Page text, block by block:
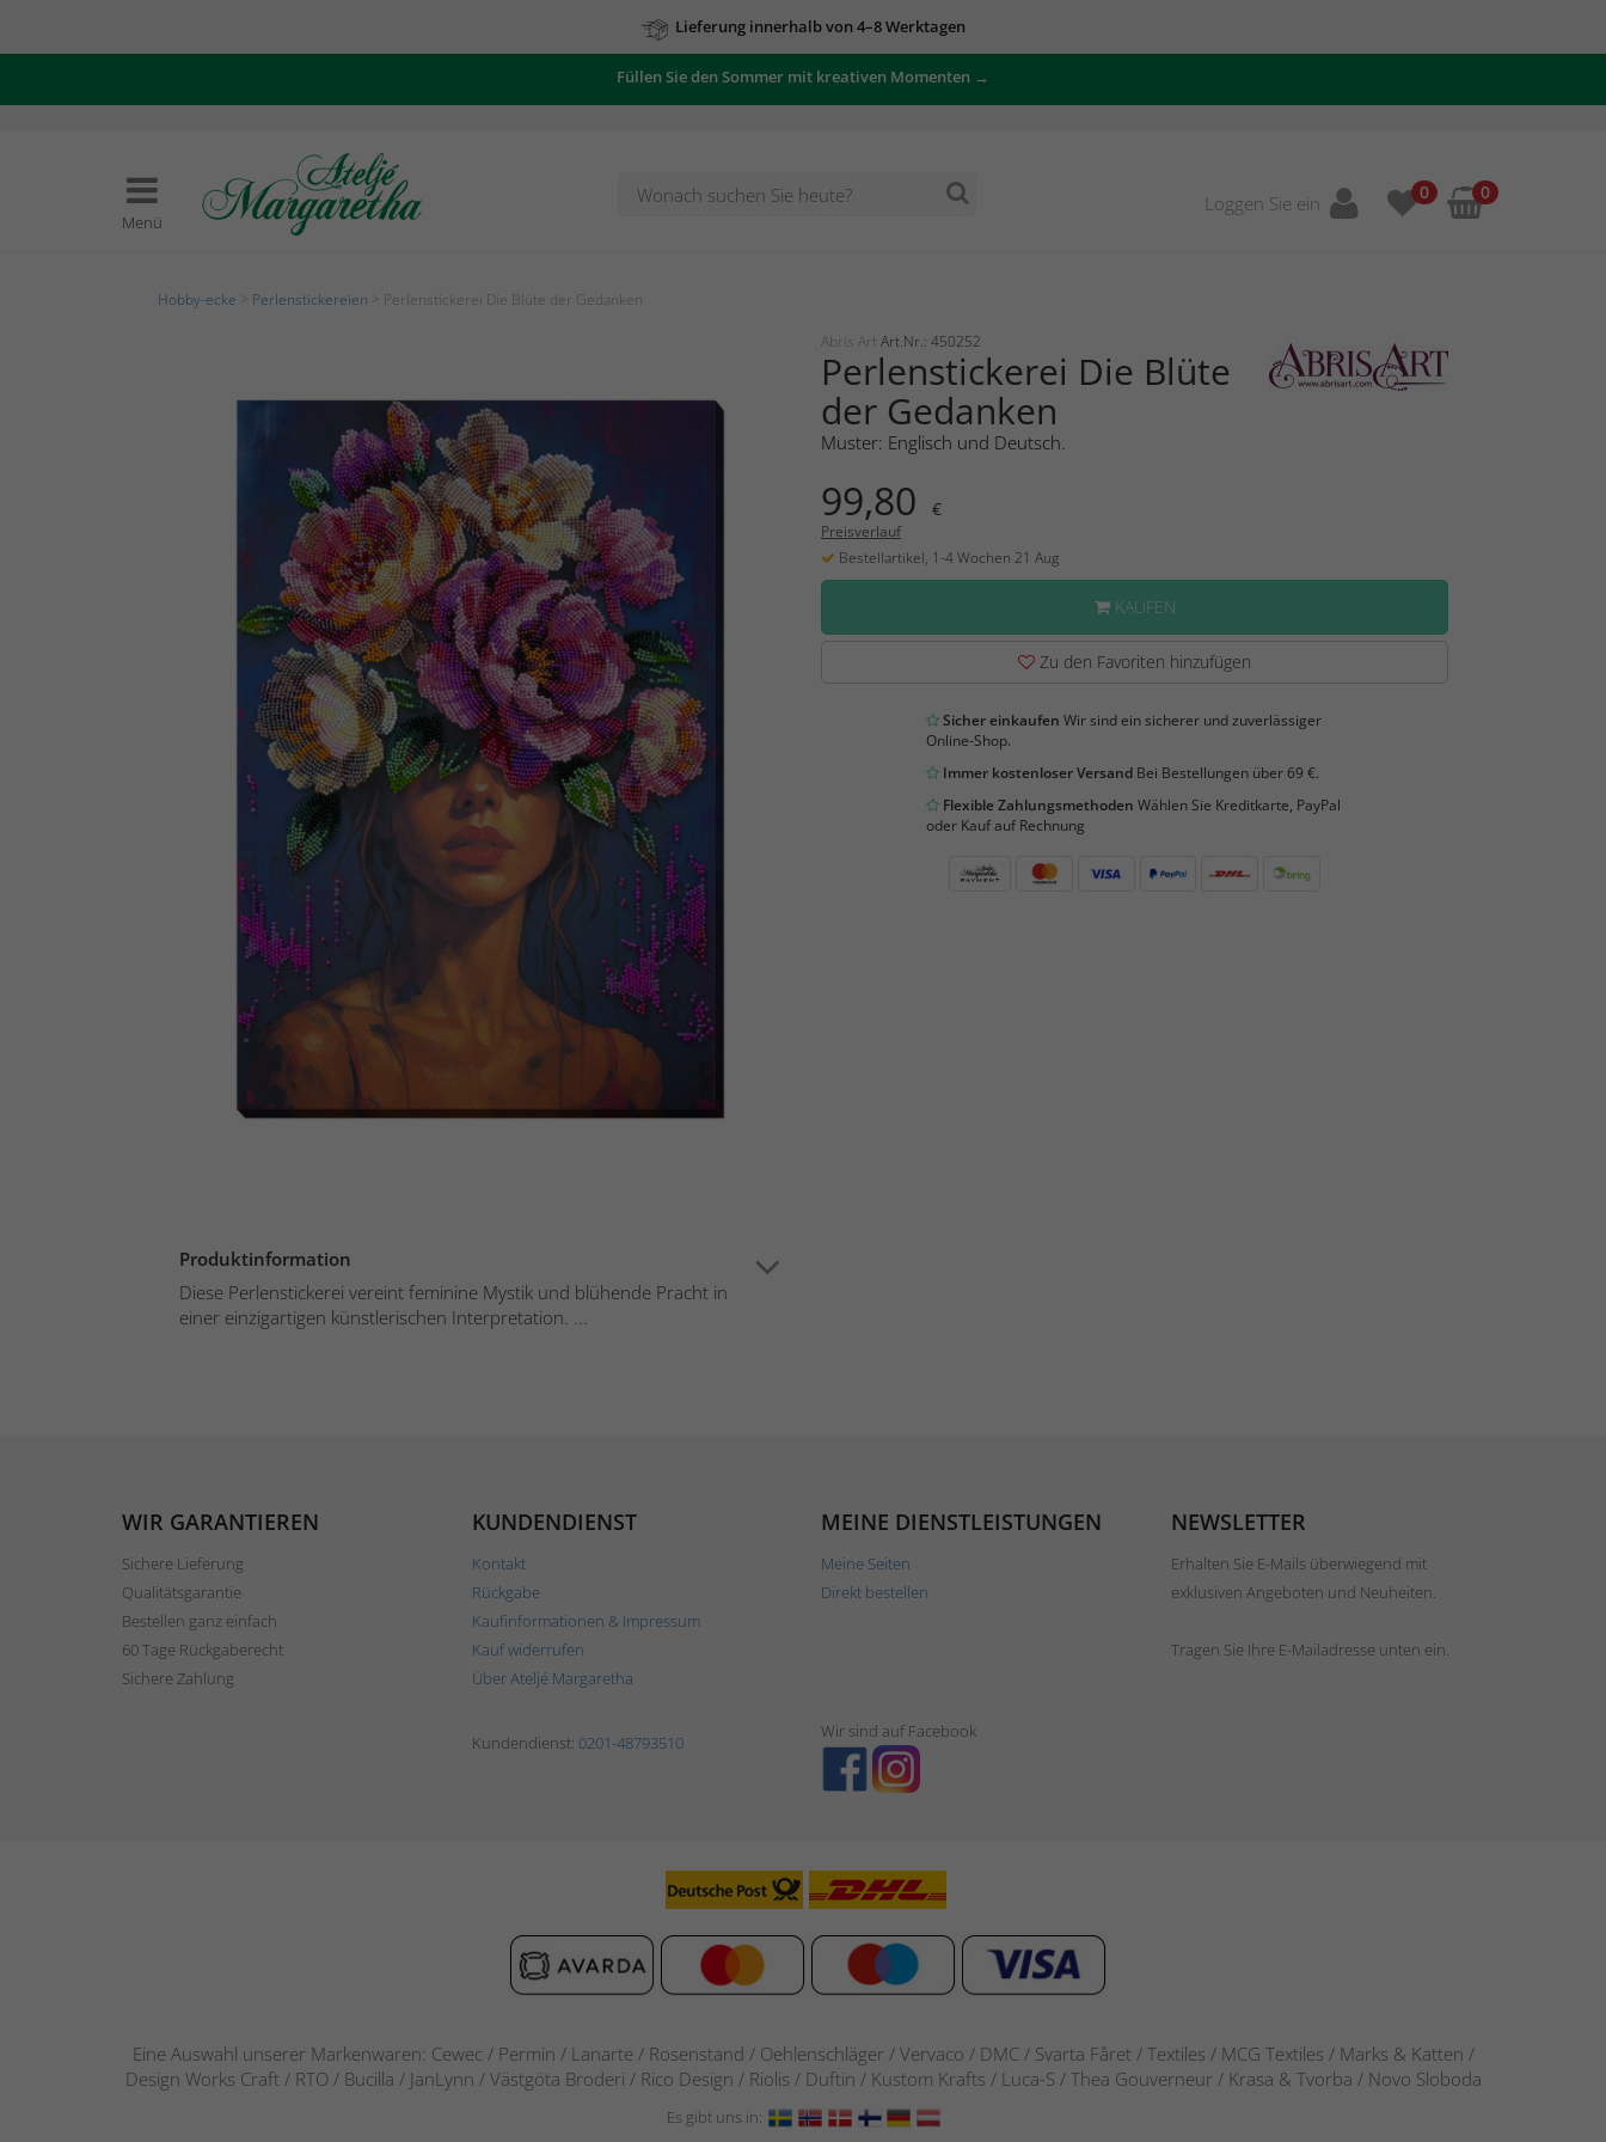
Lieferung innerhalb von 4–8 Werktagen
Füllen Sie den Sommer mit kreativen Momenten →
Menü
Loggen Sie ein 0 0
Hobby-ecke Perlenstickereien > Perlenstickerei Die Blüte der Gedanken
Produktinformation
Diese Perlenstickerei vereint feminine Mystik und blühende Pracht in
einer einzigartigen künstlerischen Interpretation. ...
Abris Art Art.Nr.: 450252
Perlenstickerei Die Blüte
der Gedanken
Muster: Englisch und Deutsch.
99,80 €
Preisverlauf
Bestellartikel, 1-4 Wochen 21 Aug
KAUFEN
Zu den Favoriten hinzufügen
Sicher einkaufen Wir sind ein sicherer und zuverlässiger
Online-Shop.
Immer kostenloser VersandBei Bestellungen über 69 €.
Flexible Zahlungsmethoden Wählen Sie Kreditkarte, PayPal
oder Kauf auf Rechnung
WIR GARANTIEREN
Sichere Lieferung
Qualitätsgarantie
Bestellen ganz einfach
60 Tage Rückgaberecht
Sichere Zahlung
KUNDENDIENST
Kontakt
Rückgabe
Kaufinformationen & Impressum
Kauf widerrufen
Über Ateljé Margaretha
MEINE DIENSTLEISTUNGEN
Meine Seiten
Direkt bestellen
NEWSLETTER
Erhalten Sie E-Mails überwiegend mit
exklusiven Angeboten und Neuheiten.
Tragen Sie Ihre E-Mailadresse unten ein.
Kundendienst: 0201-48793510
Wir sind auf Facebook
Eine Auswahl unserer Markenwaren: Cewec / Permin / Lanarte / Rosenstand / Oehlenschläger / Vervaco / DMC / Svarta Fåret / Textiles / MCG Textiles / Marks & Katten /
Design Works Craft / RTO / Bucilla / JanLynn / Västgöta Broderi / Rico Design / Riolis / Duftin / Kustom Krafts / Luca-S / Thea Gouverneur / Krasa & Tvorba / Novo Sloboda
Es gibt uns in: